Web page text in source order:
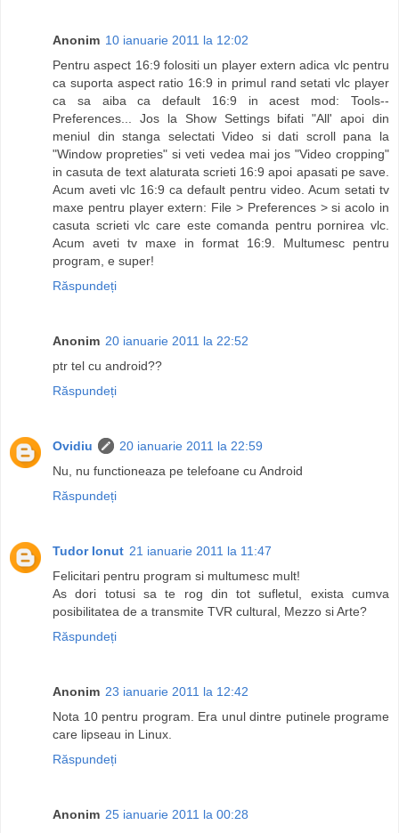
Anonim 10 ianuarie 2011 la 12:02
Pentru aspect 16:9 folositi un player extern adica vlc pentru
ca suporta aspect ratio 16:9 in primul rand setati vlc player
ca sa aiba ca default 16:9 in acest mod: Tools--
Preferences... Jos la Show Settings bifati "All' apoi din
meniul din stanga selectati Video si dati scroll pana la
"Window propreties" si veti vedea mai jos "Video cropping"
in casuta de text alaturata scrieti 16:9 apoi apasati pe save.
Acum aveti vlc 16:9 ca default pentru video. Acum setati tv
maxe pentru player extern: File > Preferences > si acolo in
casuta scrieti vlc care este comanda pentru pornirea vlc.
Acum aveti tv maxe in format 16:9. Multumesc pentru
program, e super!
Răspundeți
Anonim 20 ianuarie 2011 la 22:52
ptr tel cu android??
Răspundeți
Ovidiu
20 ianuarie 2011 la 22:59
Nu, nu functioneaza pe telefoane cu Android
Răspundeți
Tudor Ionut 21 ianuarie 2011 la 11:47
Felicitari pentru program si multumesc mult!
As dori totusi sa te rog din tot sufletul, exista cumva
posibilitatea de a transmite TVR cultural, Mezzo si Arte?
Răspundeți
Anonim 23 ianuarie 2011 la 12:42
Nota 10 pentru program. Era unul dintre putinele programe
care lipseau in Linux.
Răspundeți
Anonim 25 ianuarie 2011 la 00:28